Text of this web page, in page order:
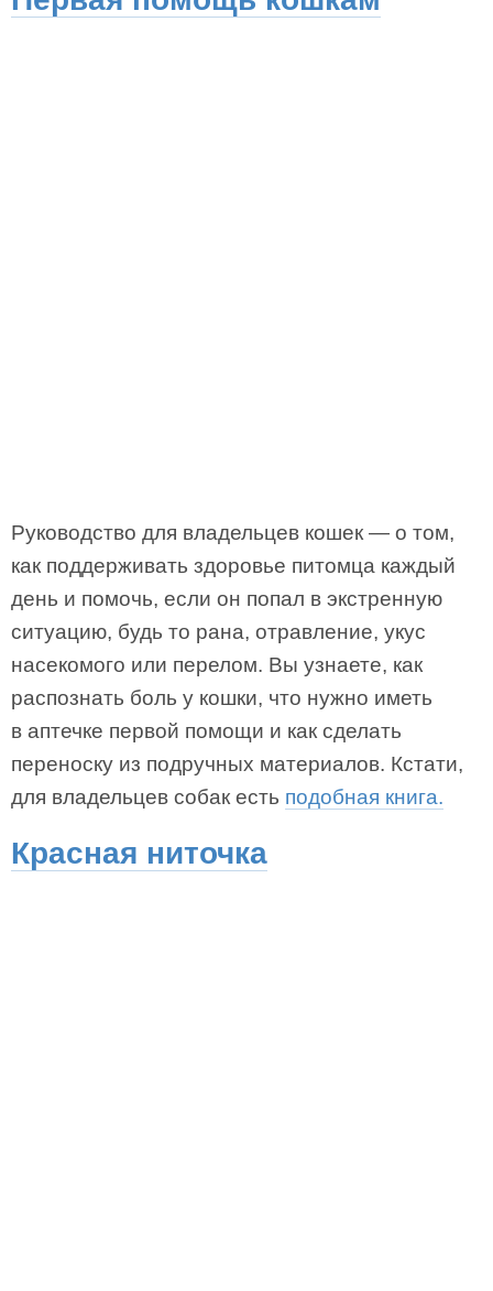
Руководство для владельцев кошек — о том,
как поддерживать здоровье питомца каждый
день и помочь, если он попал в экстренную
ситуацию, будь то рана, отравление, укус
насекомого или перелом. Вы узнаете, как
распознать боль у кошки, что нужно иметь
в аптечке первой помощи и как сделать
переноску из подручных материалов. Кстати,
для владельцев собак есть подобная книга.
Красная ниточка